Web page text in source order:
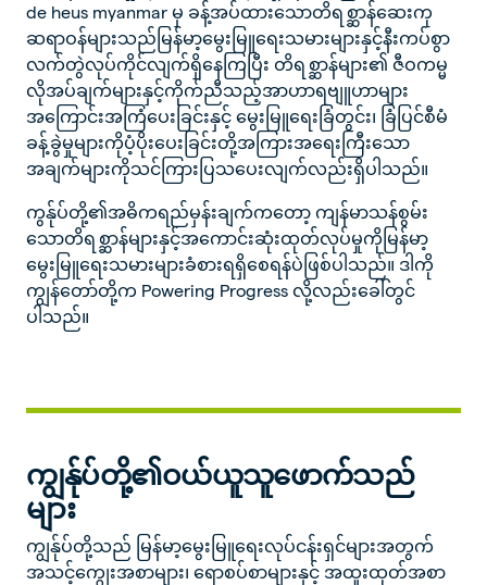
de heus myanmar မှ ခန့်အပ်ထားသောတိရစ္ဆာန်ဆေးကု
ဆရာဝန်များသည်မြန်မာ့မွေးမြူရေးသမားများနှင့်နီးကပ်စွာ
လက်တွဲလုပ်ကိုင်လျက်ရှိနေကြပြီး တိရစ္ဆာန်များ၏ ဇီဝကမ္မ
လိုအပ်ချက်များနှင့်ကိုက်ညီသည့်အာဟာရဗျူဟာများ
အကြောင်းအကြံပေးခြင်းနှင့် မွေးမြူရေးခြံတွင်း၊ ခြံပြင်စီမံ
ခန့်ခွဲမှုများကိုပံ့ပိုးပေးခြင်းတို့အကြားအရေးကြီးသော
အချက်များကိုသင်ကြားပြသပေးလျက်လည်းရှိပါသည်။
ကွန်ုပ်တို့၏အဓိကရည်မှန်းချက်ကတော့ ကျန်မာသန်စွမ်း
သောတိရစ္ဆာန်များနှင့်အကောင်းဆုံးထုတ်လုပ်မှုကိုမြန်မာ့
မွေးမြူရေးသမားများခံစားရရှိစေရန်ပဲဖြစ်ပါသည်။ ဒါကို
ကျွန်တော်တို့က Powering Progress လို့လည်းခေါ်တွင်
ပါသည်။
ကျွန်ုပ်တို့၏ဝယ်ယူသူဖောက်သည်
များ
ကျွန်ုပ်တို့သည် မြန်မာ့မွေးမြူရေးလုပ်ငန်းရှင်များအတွက်
အသင့်ကျွေးအစာများ၊ ရောစပ်စာများနှင့် အထူးထုတ်အစာ